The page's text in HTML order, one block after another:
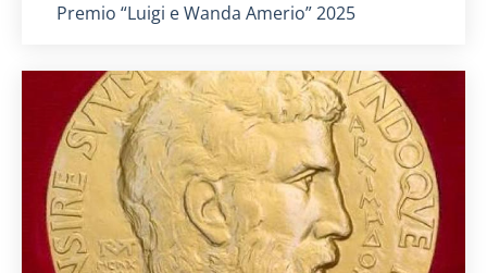
Premio “Luigi e Wanda Amerio” 2025